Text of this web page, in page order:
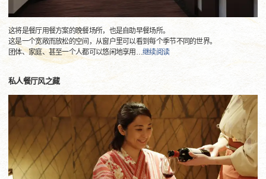
这将是餐厅用餐方案的晚餐场所，也是自助早餐场所。
这是一个宽敞而放松的空间，从窗户里可以看到每个季节不同的世界。
团体、家庭、甚至一个人都可以悠闲地享用 …继续阅读
私人餐厅风之藏